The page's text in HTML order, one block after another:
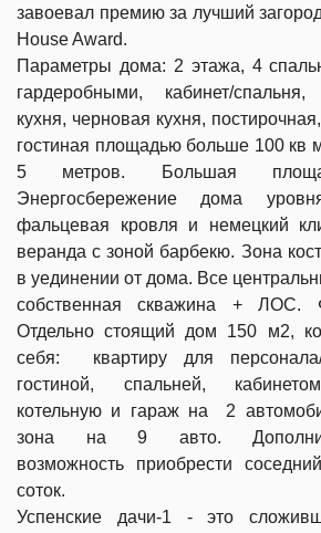
завоевал премию за лучший
House Award.
Параметры дома: 2 этажа, 4
гардеробными, кабинет/
кухня, черновая кухня,
гостиная площадью больше 100 кв
5 метров. Большая
Энергосбережение дома
фальцевая кровля и немецкий
веранда с зоной барбекю. Зона
в уединении от дома. Все
собственная скважина + ЛОС.
Отдельно стоящий дом 150 м2,
себя: квартиру для
гостиной, спальней,
котельную и гараж на 2
зона на 9 авто.
возможность приобрести
соток.
Успенские дачи-1 - это